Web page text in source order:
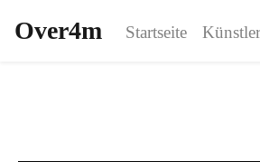
Over4m Startseite